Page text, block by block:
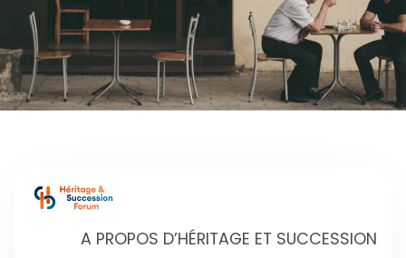
A PROPOS D’HÉRITAGE ET SUCCESSION